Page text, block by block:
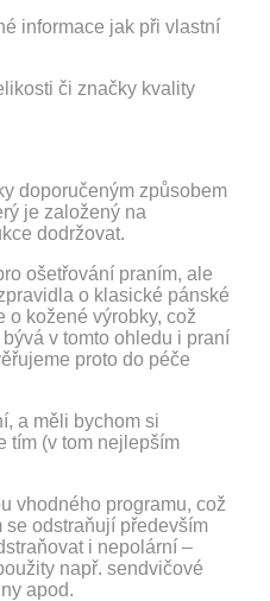
informace jak při vlastní
či značky kvality
doporučeným způsobem
je založený na
dodržovat.
ošetřování praním, ale
o klasické pánské
o kožené výrobky, což
v tomto ohledu i praní
proto do péče
a měli bychom si
tím (v tom nejlepším
vhodného programu, což
se odstraňují především
i nepolární –
např. sendvičové
apod.